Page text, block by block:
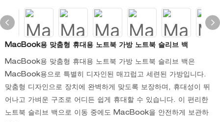
MacBook용 맞춤형 휴대용 노트북 가방 노트북 슬리브 백
MacBook용 맞춤형 휴대용 노트북 가방 노트북 슬리브 백은
MacBook용으로 특별히 디자인된 매끄럽고 세련된 가방입니다.
맞춤형 디자인으로 장치에 완벽하게 맞도록 보장하며, 휴대성이 뛰
어나고 가벼운 구조로 어디든 쉽게 휴대할 수 있습니다. 이 편리한
노트북 슬리브 백으로 이동 중에도 MacBook을 안전하게 보관하